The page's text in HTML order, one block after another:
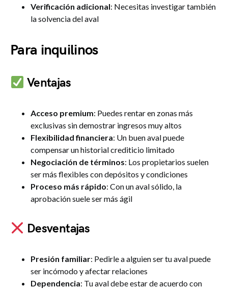
Verificación adicional: Necesitas investigar también
la solvencia del aval
Para inquilinos
Ventajas
Acceso premium: Puedes rentar en zonas más
exclusivas sin demostrar ingresos muy altos
Flexibilidad financiera: Un buen aval puede
compensar un historial crediticio limitado
Negociación de términos: Los propietarios suelen
ser más flexibles con depósitos y condiciones
Proceso más rápido: Con un aval sólido, la
aprobación suele ser más ágil
Desventajas
Presión familiar: Pedirle a alguien ser tu aval puede
ser incómodo y afectar relaciones
Dependencia: Tu aval debe estar de acuerdo con